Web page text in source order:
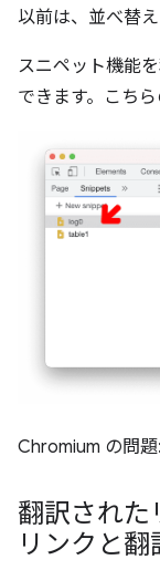
以前は、並べ替
スニペット機能
できます。こち
Chromium の問題:
翻訳された
リンクと